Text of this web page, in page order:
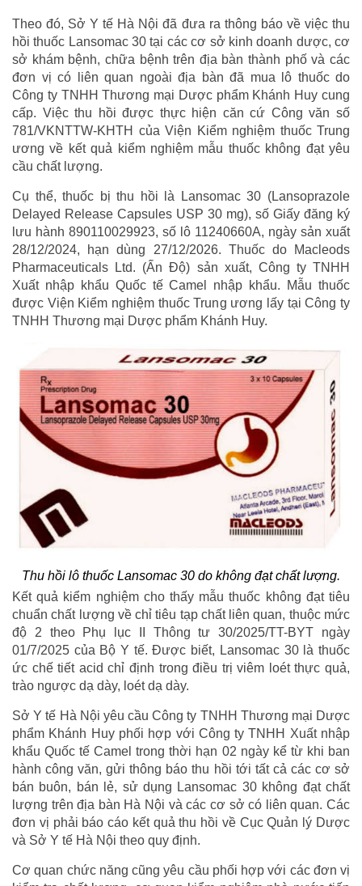
Theo đó, Sở Y tế Hà Nội đã đưa ra thông báo về việc thu
hồi thuốc Lansomac 30 tại các cơ sở kinh doanh dược, cơ
sở khám bệnh, chữa bệnh trên địa bàn thành phố và các
đơn vị có liên quan ngoài địa bàn đã mua lô thuốc do
Công ty TNHH Thương mại Dược phẩm Khánh Huy cung
cấp. Việc thu hồi được thực hiện căn cứ Công văn số
781/VKNTTW-KHTH của Viện Kiểm nghiệm thuốc Trung
ương về kết quả kiểm nghiệm mẫu thuốc không đạt yêu
cầu chất lượng.
Cụ thể, thuốc bị thu hồi là Lansomac 30 (Lansoprazole
Delayed Release Capsules USP 30 mg), số Giấy đăng ký
lưu hành 890110029923, số lô 11240660A, ngày sản xuất
28/12/2024, hạn dùng 27/12/2026. Thuốc do Macleods
Pharmaceuticals Ltd. (Ấn Độ) sản xuất, Công ty TNHH
Xuất nhập khẩu Quốc tế Camel nhập khẩu. Mẫu thuốc
được Viện Kiểm nghiệm thuốc Trung ương lấy tại Công ty
TNHH Thương mại Dược phẩm Khánh Huy.
Thu hồi lô thuốc Lansomac 30 do không đạt chất lượng.
Kết quả kiểm nghiệm cho thấy mẫu thuốc không đạt tiêu
chuẩn chất lượng về chỉ tiêu tạp chất liên quan, thuộc mức
độ 2 theo Phụ lục II Thông tư 30/2025/TT-BYT ngày
01/7/2025 của Bộ Y tế. Được biết, Lansomac 30 là thuốc
ức chế tiết acid chỉ định trong điều trị viêm loét thực quả,
trào ngược dạ dày, loét dạ dày.
Sở Y tế Hà Nội yêu cầu Công ty TNHH Thương mại Dược
phẩm Khánh Huy phối hợp với Công ty TNHH Xuất nhập
khẩu Quốc tế Camel trong thời hạn 02 ngày kể từ khi ban
hành công văn, gửi thông báo thu hồi tới tất cả các cơ sở
bán buôn, bán lẻ, sử dụng Lansomac 30 không đạt chất
lượng trên địa bàn Hà Nội và các cơ sở có liên quan. Các
đơn vị phải báo cáo kết quả thu hồi về Cục Quản lý Dược
và Sở Y tế Hà Nội theo quy định.
Cơ quan chức năng cũng yêu cầu phối hợp với các đơn vị